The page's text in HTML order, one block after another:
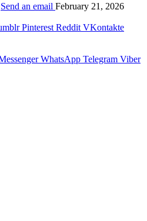
Send an email February 21, 2026
Pinterest Reddit VKontakte
WhatsApp Telegram Viber